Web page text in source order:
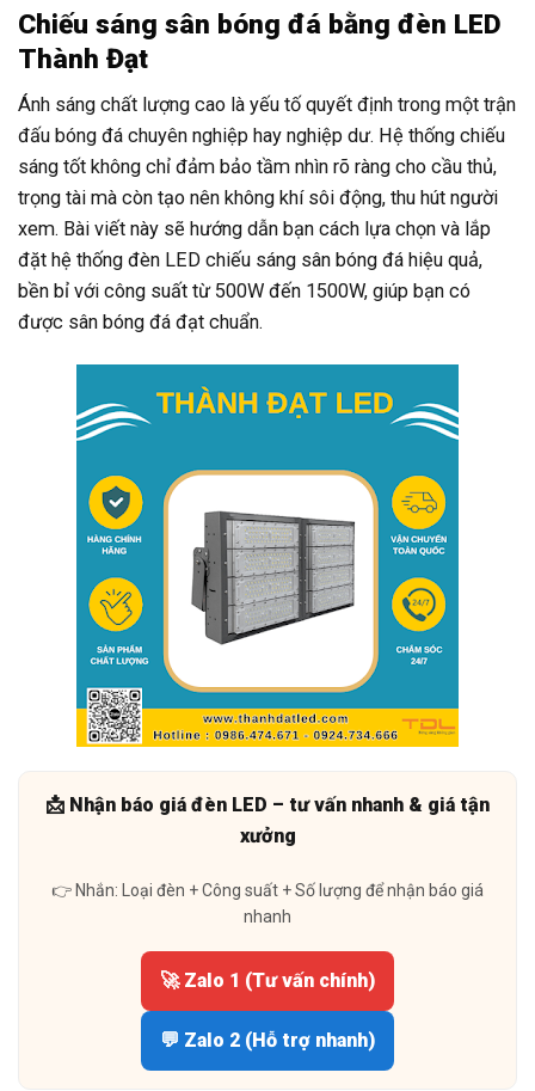
Chiếu sáng sân bóng đá bằng đèn LED
Thành Đạt
Ánh sáng chất lượng cao là yếu tố quyết định trong một trận
đấu bóng đá chuyên nghiệp hay nghiệp dư. Hệ thống chiếu
sáng tốt không chỉ đảm bảo tầm nhìn rõ ràng cho cầu thủ,
trọng tài mà còn tạo nên không khí sôi động, thu hút người
xem. Bài viết này sẽ hướng dẫn bạn cách lựa chọn và lắp
đặt hệ thống đèn LED chiếu sáng sân bóng đá hiệu quả,
bền bỉ với công suất từ 500W đến 1500W, giúp bạn có
được sân bóng đá đạt chuẩn.
📩 Nhận báo giá đèn LED – tư vấn nhanh & giá tận
xưởng
👉 Nhắn: Loại đèn + Công suất + Số lượng để nhận báo giá
nhanh
🚀 Zalo 1 (Tư vấn chính)
💬 Zalo 2 (Hỗ trợ nhanh)